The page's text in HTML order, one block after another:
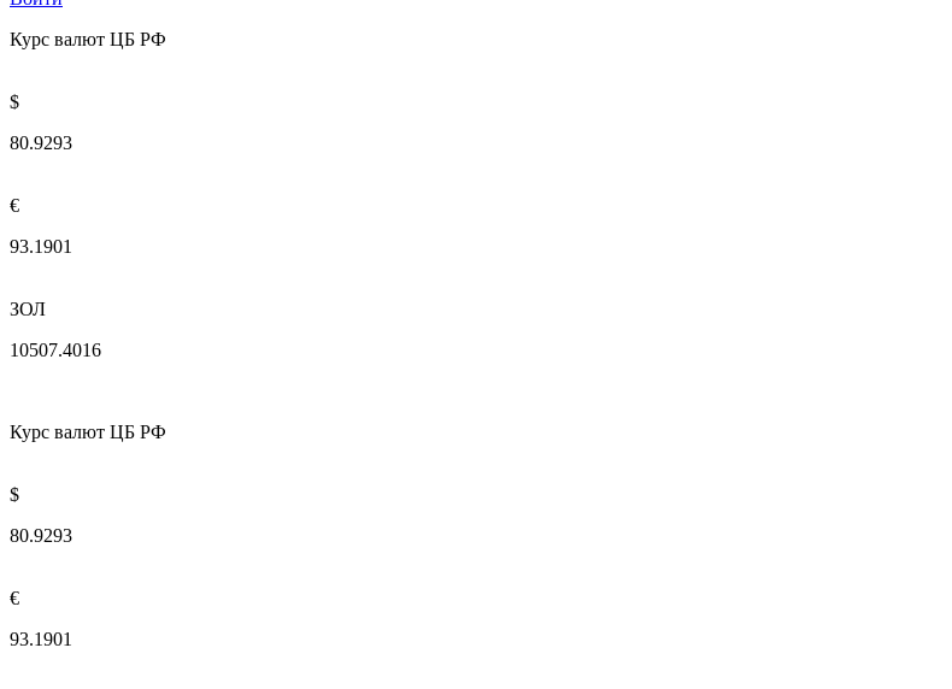
Курс валют ЦБ РФ
$
80.9293
€
93.1901
ЗОЛ
10507.4016
Курс валют ЦБ РФ
$
80.9293
€
93.1901